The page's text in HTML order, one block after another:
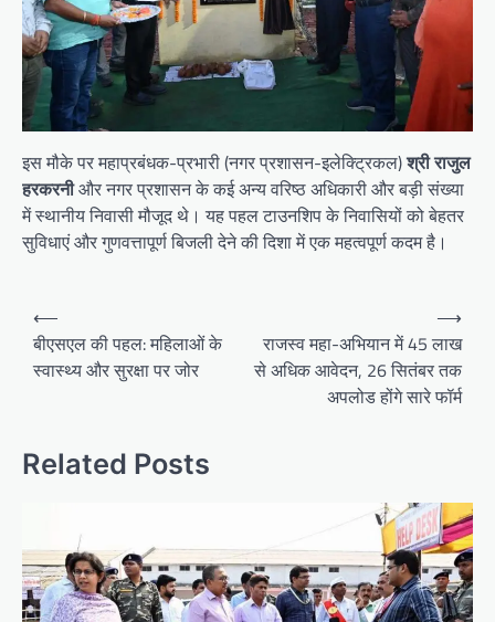
इस मौके पर महाप्रबंधक-प्रभारी (नगर प्रशासन-इलेक्ट्रिकल)श्री राजुल
हरकरनीऔर नगर प्रशासन के कई अन्य वरिष्ठ अधिकारी और बड़ी संख्या
में स्थानीय निवासी मौजूद थे। यह पहल टाउनशिप के निवासियों को बेहतर
सुविधाएं और गुणवत्तापूर्ण बिजली देने की दिशा में एक महत्वपूर्ण कदम है।
Post
navigation
⟵
बीएसएल की पहल: महिलाओं के
स्वास्थ्य और सुरक्षा पर जोर
राजस्व महा-अभियान में 45 लाख
से अधिक आवेदन, 26 सितंबर तक
अपलोड होंगे सारे फॉर्म
⟶
Related Posts